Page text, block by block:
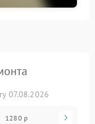
07.08.2026
1280 р